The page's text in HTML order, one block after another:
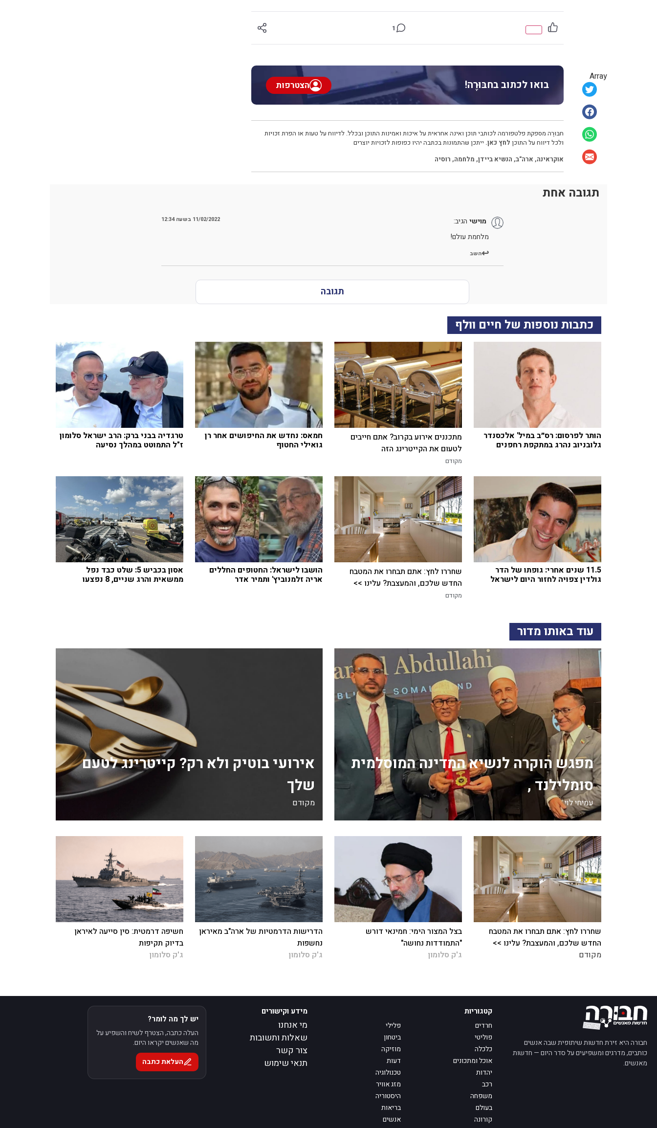
Array
1
בואו לכתוב בחבּוּרֶה! הצטרפות
חבּוּרֶה מספקת פלטפורמה לכותבי תוכן ואינה אחראית על איכות ואמינות התוכן ובכלל. לדיווח על טעות או הפרת זכויות
ולכל דיווח על התוכן לחץ כאן. ייתכן שהתמונות בכתבה יהיו כפופות לזכויות יוצרים
אוקראינה, ארה"ב, הנשיא ביידן, מלחמה, רוסיה
תגובה אחת
מוישי הגיב: 11/02/2022 בשעה 12:34
מלחמת עולם!
השב
תגובה
כתבות נוספות של חיים וולף
הותר לפרסום: רס״ב במיל' אלכסנדר
גלובניוב נהרג במתקפת רחפנים
מתכננים אירוע בקרוב? אתם חייבים
לטעום את הקייטרינג הזה
מקודם
חמאס: נחדש את החיפושים אחר רן
גואילי החטוף
טרגדיה בבני ברק: הרב ישראל סלומון
ז"ל התמוטט במהלך נסיעה
11.5 שנים אחרי: גופתו של הדר
גולדין צפויה לחזור היום לישראל
שחררו לחץ: אתם תבחרו את המטבח
החדש שלכם, והמעצבת? עלינו >>
מקודם
הושבו לישראל: החטופים החללים
אריה זלמנוביץ' ותמיר אדר
אסון בכביש 5: שלט כבד נפל
ממשאית והרג שניים, 8 נפצעו
עוד באותו מדור
מפגש הוקרה לנשיא המדינה המוסלמית
סומלילנד ,
עמיחי לוי
אירועי בוטיק ולא רק? קייטרינג לטעם
שלך
מקודם
שחררו לחץ: אתם תבחרו את המטבח
החדש שלכם, והמעצבת? עלינו >>
מקודם
בצל המצור הימי: חמינאי דורש
"התמודדות נחושה"
ג'ק סלומון
הדרישות הדרמטיות של ארה"ב מאיראן
נחשפות
ג'ק סלומון
חשיפה דרמטית: סין סייעה לאיראן
בדיוק תקיפות
ג'ק סלומון
חבורה היא זירת חדשות שיתופית שבה אנשים
כותבים, מדרגים ומשפיעים על סדר היום — חדשות
מאנשים.
קטגוריות
חרדים
פלילי
פוליטי
ביטחון
כלכלה
מוזיקה
אוכל ומתכונים
דעות
יהדות
טכנולוגיה
רכב
מזג אוויר
משפחה
היסטוריה
בעולם
בריאות
קורונה
אנשים
מידע וקישורים
מי אנחנו
שאלות ותשובות
צור קשר
תנאי שימוש
יש לך מה לומר?
העלה כתבה, הצטרף לשיח והשפיע על
מה שאנשים יקראו היום.
העלאת כתבה